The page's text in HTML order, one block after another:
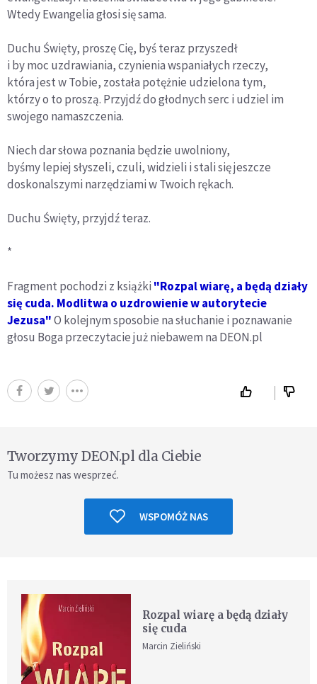
Wtedy Ewangelia głosi się sama.
Duchu Święty, proszę Cię, byś teraz przyszedł
i by moc uzdrawiania, czynienia wspaniałych rzeczy,
która jest w Tobie, została potężnie udzielona tym,
którzy o to proszą. Przyjdź do głodnych serc i udziel im
swojego namaszczenia.
Niech dar słowa poznania będzie uwolniony,
byśmy lepiej słyszeli, czuli, widzieli i stali się jeszcze
doskonalszymi narzędziami w Twoich rękach.
Duchu Święty, przyjdź teraz.
*
Fragment pochodzi z książki "Rozpal wiarę, a będą działy
się cuda. Modlitwa o uzdrowienie w autorytecie
Jezusa"O kolejnym sposobie na słuchanie i poznawanie
głosu Boga przeczytacie już niebawem na DEON.pl
Tworzymy DEON.pl dla Ciebie
Tu możesz nas wesprzeć.
WSPOMÓŻ NAS
Rozpal wiarę a będą działy
się cuda
Marcin Zieliński